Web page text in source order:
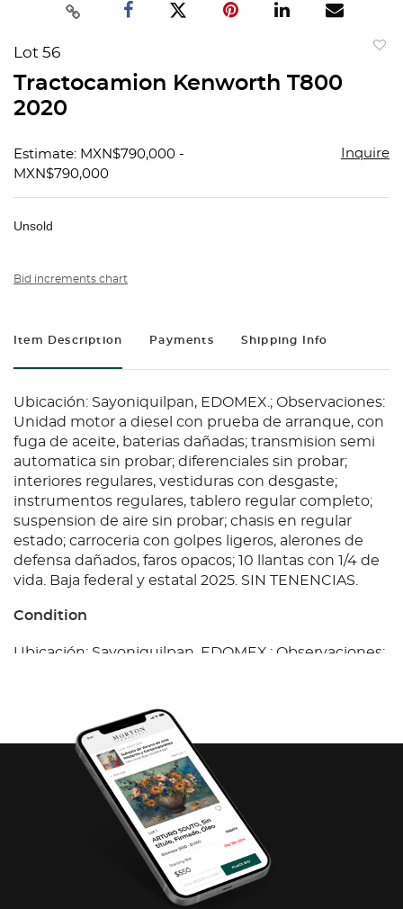
Lot 56
Tractocamion Kenworth T800
2020
Estimate: MXN$790,000 -
MXN$790,000
Inquire
Unsold
Bid increments chart
Item Description Payments Shipping Info
Ubicación: Sayoniquilpan, EDOMEX.; Observaciones:
Unidad motor a diesel con prueba de arranque, con
fuga de aceite, baterias dañadas; transmision semi
automatica sin probar; diferenciales sin probar;
interiores regulares, vestiduras con desgaste;
instrumentos regulares, tablero regular completo;
suspension de aire sin probar; chasis en regular
estado; carroceria con golpes ligeros, alerones de
defensa dañados, faros opacos; 10 llantas con 1/4 de
vida. Baja federal y estatal 2025. SIN TENENCIAS.
Condition
Ubicación: Sayoniquilpan, EDOMEX.; Observaciones:
automatica sin probar; diferenciales sin probar;
interiores regulares, vestiduras con desgaste;
instrumentos regulares, tablero regular completo;
suspension de aire sin probar; chasis en regular
estado; carroceria con golpes ligeros, alerones de
defensa dañados, faros opacos; 10 llantas con 1/4 de
vida. Baja federal y estatal 2025. SIN TENENCIAS.